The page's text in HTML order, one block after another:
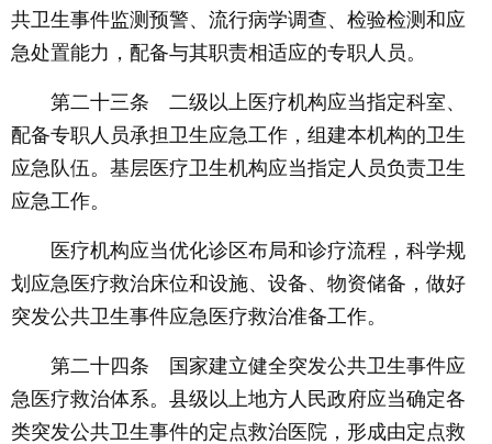
共卫生事件监测预警、流行病学调查、检验检测和应
急处置能力，配备与其职责相适应的专职人员。
第二十三条 二级以上医疗机构应当指定科室、
配备专职人员承担卫生应急工作，组建本机构的卫生
应急队伍。基层医疗卫生机构应当指定人员负责卫生
应急工作。
医疗机构应当优化诊区布局和诊疗流程，科学规
划应急医疗救治床位和设施、设备、物资储备，做好
突发公共卫生事件应急医疗救治准备工作。
第二十四条 国家建立健全突发公共卫生事件应
急医疗救治体系。县级以上地方人民政府应当确定各
类突发公共卫生事件的定点救治医院，形成由定点救